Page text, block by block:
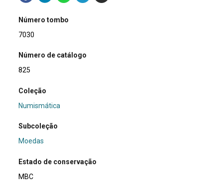
Número tombo
7030
Número de catálogo
825
Coleção
Numismática
Subcoleção
Moedas
Estado de conservação
MBC